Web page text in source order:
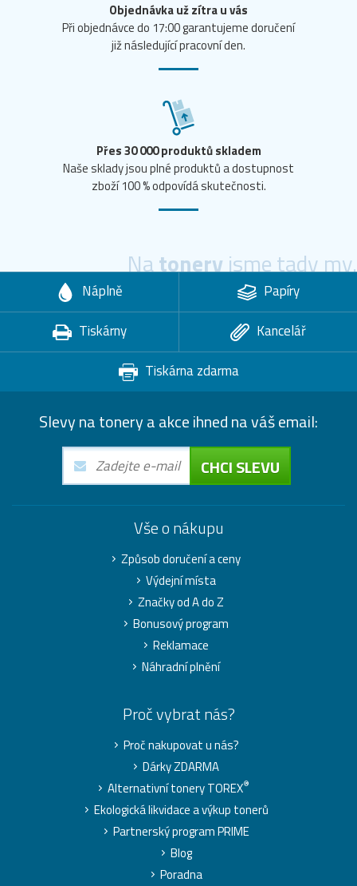
Objednávka už zítra u vás
Při objednávce do 17:00 garantujeme doručení
již následující pracovní den.
Přes 30 000 produktů skladem
Naše sklady jsou plné produktů a dostupnost
zboží 100 % odpovídá skutečnosti.
Natoneryjsme tady my.
Náplně
Papíry
Tiskárny
Kancelář
Tiskárna zdarma
Slevy na tonery a akce ihned na váš email:
CHCI SLEVU
Vše o nákupu
Způsob doručení a ceny
Výdejní místa
Značky od A do Z
Bonusový program
Reklamace
Náhradní plnění
Proč vybrat nás?
Proč nakupovat u nás?
Dárky ZDARMA
Alternativní tonery TOREX®
Ekologická likvidace a výkup tonerů
Partnerský program PRIME
Blog
Poradna